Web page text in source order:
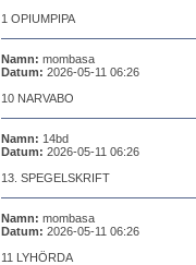
1 OPIUMPIPA
Namn: mombasa
Datum: 2026-05-11 06:26
10 NARVABO
Namn: 14bd
Datum: 2026-05-11 06:26
13. SPEGELSKRIFT
Namn: mombasa
Datum: 2026-05-11 06:26
11 LYHÖRDA